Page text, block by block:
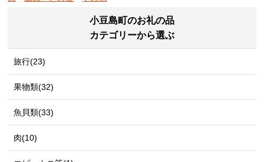
小豆島町のお礼の品
カテゴリーから選ぶ
旅行(23)
果物類(32)
魚貝類(33)
肉(10)